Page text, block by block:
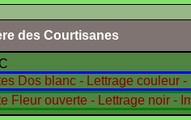
des Courtisanes